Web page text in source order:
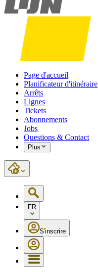
Page d'accueil
Planificateur d'itinéraire
Arrêts
Lignes
Tickets
Abonnements
Jobs
Questions & Contact
Plus
FR
S'inscrire